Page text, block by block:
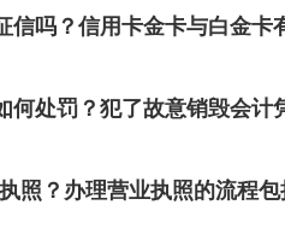
信吗？信用卡金卡与白金卡
何处罚？犯了故意销毁会计
照？办理营业执照的流程包